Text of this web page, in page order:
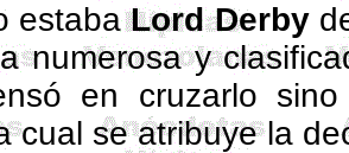
estabaLord Derby
numerosa y
en cruzarlo
cual se atribuye la